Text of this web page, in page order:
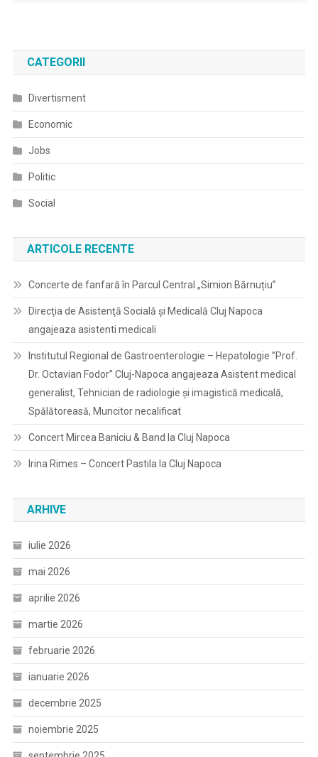
CATEGORII
Divertisment
Economic
Jobs
Politic
Social
ARTICOLE RECENTE
Concerte de fanfară în Parcul Central „Simion Bărnuțiu”
Direcţia de Asistenţă Socială şi Medicală Cluj Napoca
angajeaza asistenti medicali
Institutul Regional de Gastroenterologie – Hepatologie ”Prof.
Dr. Octavian Fodor” Cluj-Napoca angajeaza Asistent medical
generalist, Tehnician de radiologie și imagistică medicală,
Spălătoreasă, Muncitor necalificat
Concert Mircea Baniciu & Band la Cluj Napoca
Irina Rimes – Concert Pastila la Cluj Napoca
ARHIVE
iulie 2026
mai 2026
aprilie 2026
martie 2026
februarie 2026
ianuarie 2026
decembrie 2025
noiembrie 2025